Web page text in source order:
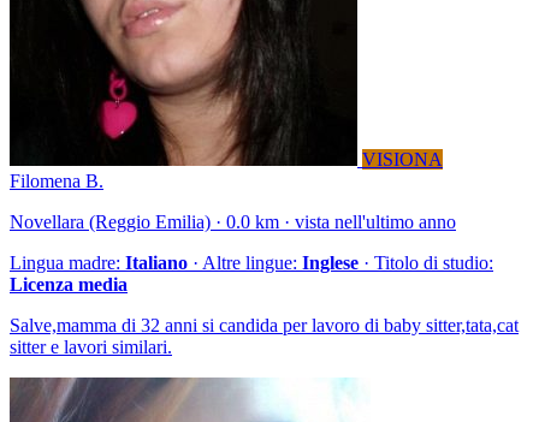
VISIONA
Filomena B.
Novellara (Reggio Emilia) · 0.0 km · vista nell'ultimo anno
Lingua madre: Italiano · Altre lingue: Inglese · Titolo di studio:
Licenza media
Salve,mamma di 32 anni si candida per lavoro di baby sitter,tata,cat
sitter e lavori similari.